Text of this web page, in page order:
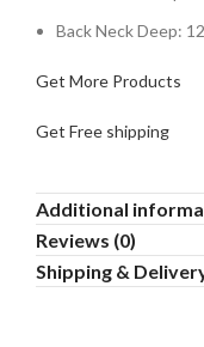
Back Neck Deep:
Get More Products
Get Free shipping
Additional
Reviews (0)
Shipping &